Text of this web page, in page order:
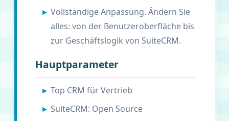
Vollständige Anpassung. Ändern Sie
alles: von der Benutzeroberfläche bis
zur Geschäftslogik von SuiteCRM.
Hauptparameter
Top CRM für Vertrieb
SuiteCRM: Open Source